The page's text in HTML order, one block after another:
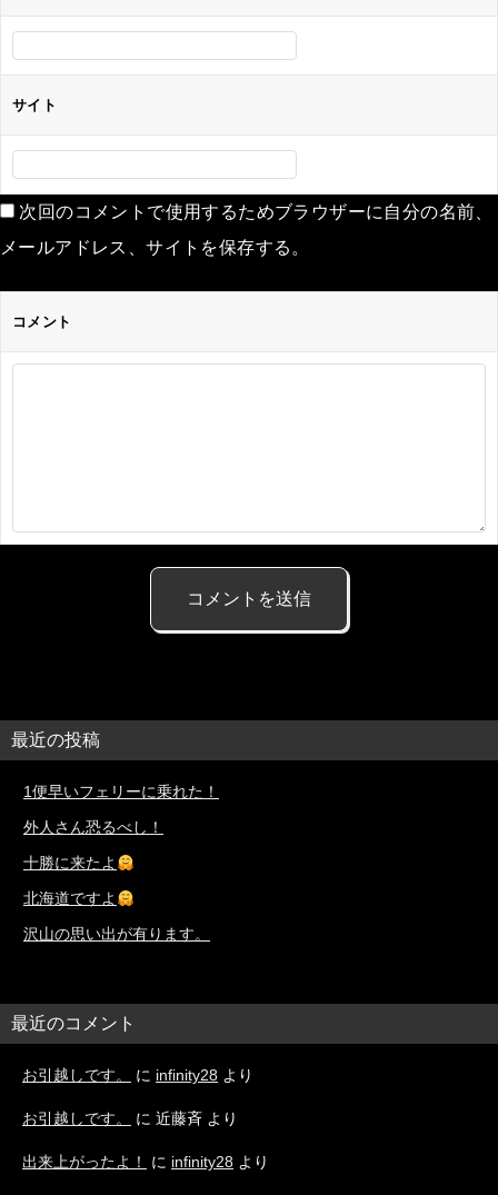
サイト
次回のコメントで使用するためブラウザーに自分の名前、
メールアドレス、サイトを保存する。
コメント
最近の投稿
1便早いフェリーに乗れた！
外人さん恐るべし！
十勝に来たよ
北海道ですよ
沢山の思い出が有ります。
最近のコメント
お引越しです。 に infinity28 より
お引越しです。 に 近藤斉 より
出来上がったよ！ に infinity28 より